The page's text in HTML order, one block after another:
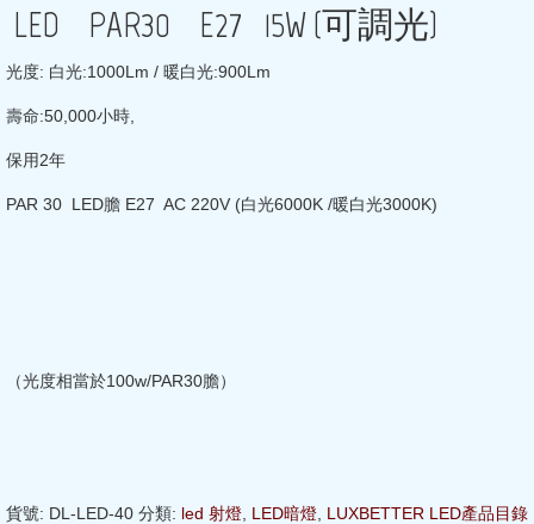
LED PAR30 E27 15W (可調光)
光度: 白光:1000Lm / 暖白光:900Lm
壽命:50,000小時,
保用2年
PAR 30 LED膽 E27 AC 220V (白光6000K /暖白光3000K)
（光度相當於100w/PAR30膽）
貨號: DL-LED-40 分類: led 射燈 LED暗燈 LUXBETTER LED產品目錄